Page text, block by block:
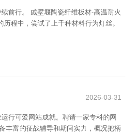
前行。 戚墅堰陶瓷纤维板材-高温耐火
程中，尝试了上千种材料行为灯丝。
2026-03-31
行可爱网站成就。聘请一家专科的网
丰富的征战辅导和期间实力，概况把柄